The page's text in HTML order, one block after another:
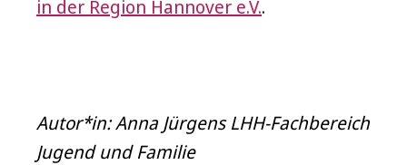
in der Region Hannover e.V..
Autor*in: Anna Jürgens LHH-Fachbereich
Jugend und Familie